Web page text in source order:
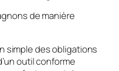
de manière
simple des obligations
outil conforme